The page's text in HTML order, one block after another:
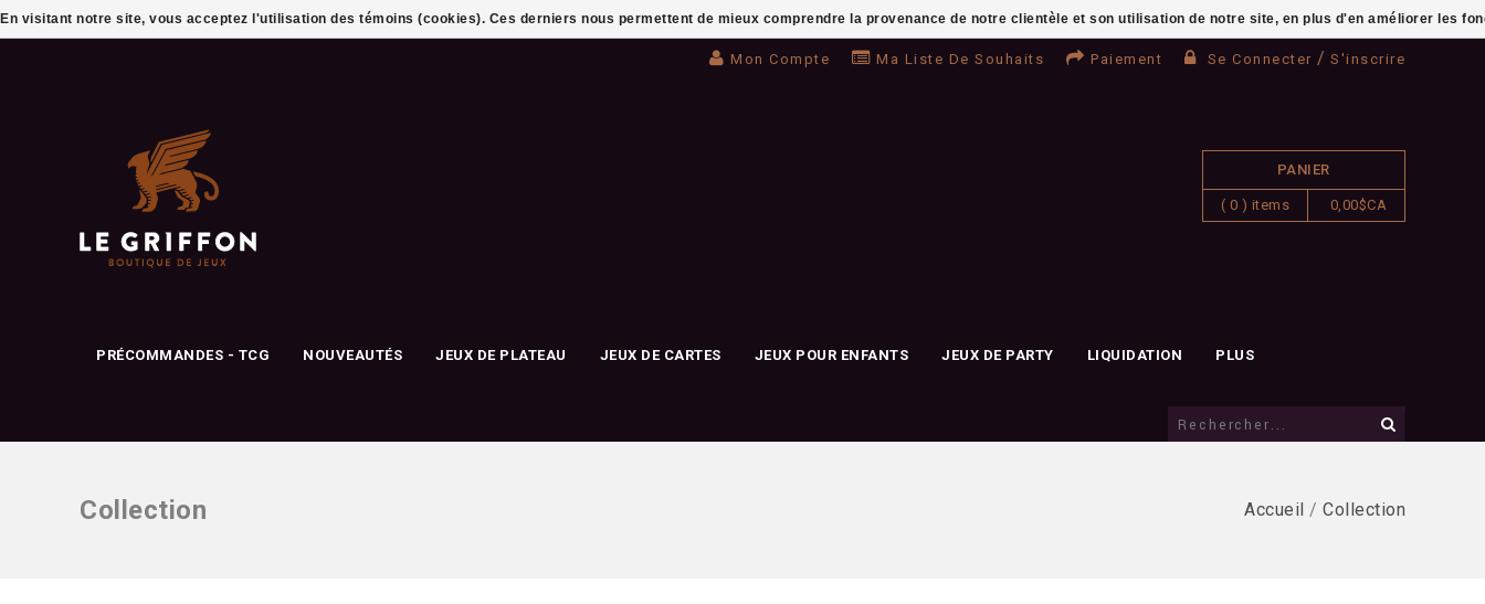
Mon Compte Ma Liste De Souhaits Paiement Se Connecter / S'inscrire
PANIER
( 0 ) items 0,00$CA
PRÉCOMMANDES - TCG NOUVEAUTÉS JEUX DE PLATEAU JEUX DE CARTES JEUX POUR ENFANTS JEUX DE PARTY LIQUIDATION PLUS
Collection Accueil / Collection
En visitant notre site, vous acceptez l'utilisation des témoins (cookies). Ces derniers nous permettent de mieux comprendre la provenance de notre clientèle et son utilisation de notre site, en plus d'en améliorer les